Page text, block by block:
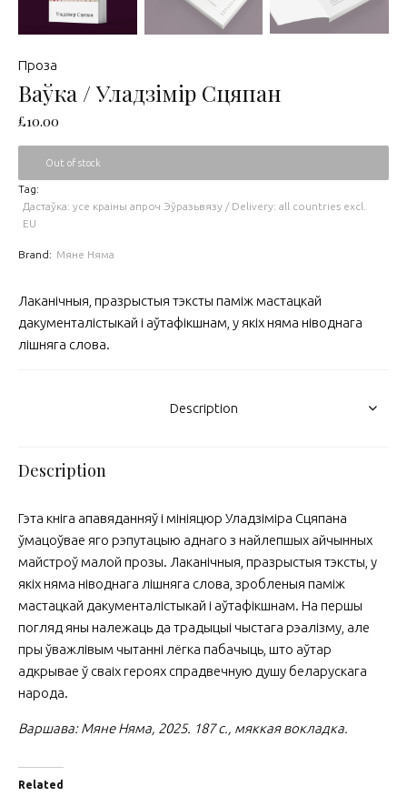
Проза
Ваўка / Уладзімір Сцяпан
£10.00
Лаканічныя, празрыстыя тэксты паміж мастацкай
дакументалістыкай і аўтафікшнам, у якіх няма ніводнага
лішняга слова.
Out of stock
Tag:
Дастаўка: усе краіны апроч Эўразьвязу / Delivery: all countries excl.
EU
Brand: Мяне Няма
Description
Description
Гэта кніга апавяданняў і мініяцюр Уладзіміра Сцяпана
ўмацоўвае яго рэпутацыю аднаго з найлепшых айчынных
майстроў малой прозы. Лаканічныя, празрыстыя тэксты, у
якіх няма ніводнага лішняга слова, зробленыя паміж
мастацкай дакументалістыкай і аўтафікшнам. На першы
погляд яны належаць да традыцыі чыстага рэалізму, але
пры ўважлівым чытанні лёгка пабачыць, што аўтар
адкрывае ў сваіх героях спрадвечную душу беларускага
народа.
Варшава: Мяне Няма, 2025. 187 с., мяккая вокладка.
Related